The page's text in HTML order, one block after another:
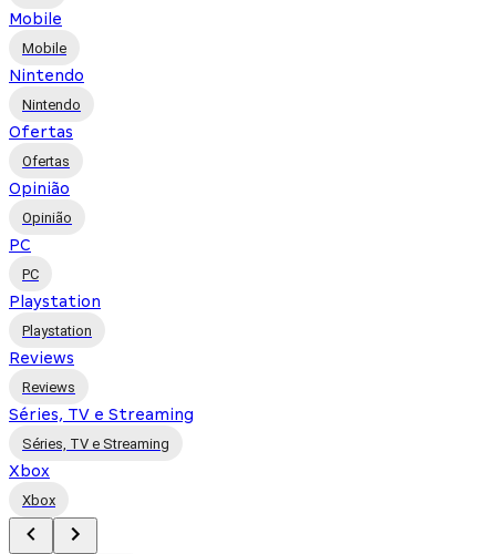
Mobile
Mobile
Nintendo
Nintendo
Ofertas
Ofertas
Opinião
Opinião
PC
PC
Playstation
Playstation
Reviews
Reviews
Séries, TV e Streaming
Séries, TV e Streaming
Xbox
Xbox